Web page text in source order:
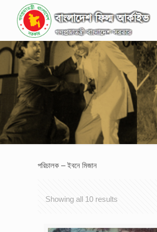
পরিচালক – ইবনে মিজান
Showing all 10 results